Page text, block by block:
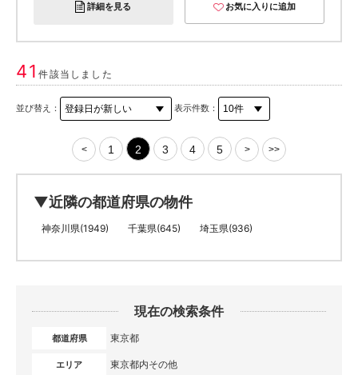
詳細を見る お気に入りに追加
41件該当しました
並び替え： 表示件数：
< 1 2 3 4 5 > >>
▼近隣の都道府県の物件
神奈川県(1949) 千葉県(645) 埼玉県(936)
現在の検索条件
都道府県 東京都
エリア 東京都内その他